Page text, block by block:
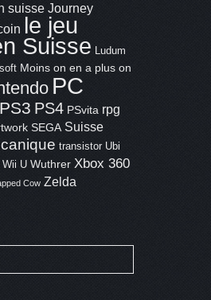
suisse Journey
le jeu
Suisse
Ludum
Moins on en a plus on
PC
PS3 PS4 PSvita rpg
SEGA Suisse
transistor Ubi
Wii U Wuthrer Xbox 360
Cow Zelda